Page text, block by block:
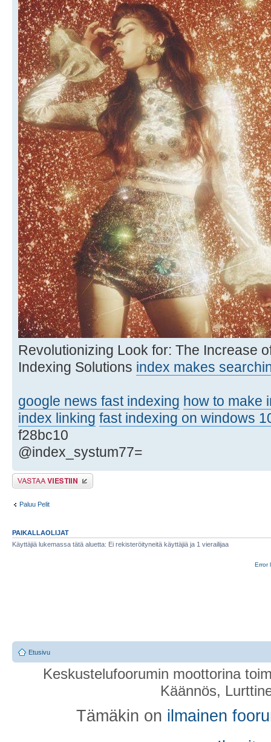
Revolutionizing Look for: The Increase
Indexing Solutions index makes
google news fast indexing how to make
index linking fast indexing on windows
f28bc10
@index_systum77=
Lähetä vastaus
Paluu Pelit
PAIKALLAOLIJAT
Käyttäjiä lukemassa tätä aluetta: Ei rekisteröityneitä käyttäjiä ja 1 vierailijaa
Error
Etusivu
Keskustelufoorumin moottorina
Käännös,
Tämäkin on ilmainen